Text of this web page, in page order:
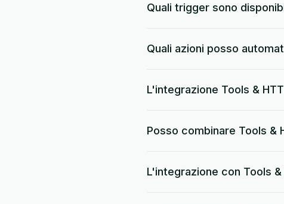
Quali trigger sono
Quali azioni posso
L'integrazione Tools &
Posso combinare Tools &
L'integrazione con Tools &